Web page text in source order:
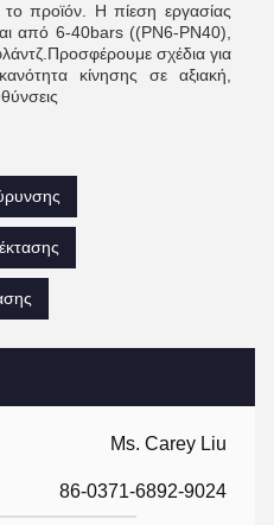
Ms. Carey Liu
86-0371-6892-9024
προϊόν. Η πίεση εργασίας
από 6-40bars ((PN6-PN40),
σχέδια για
κίνησης σε αξιακή,